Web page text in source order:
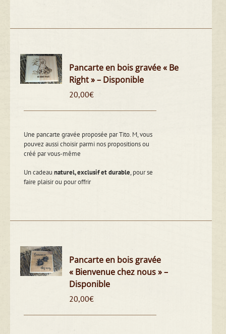
Pancarte en bois gravée « Be
Right » – Disponible
20,00€
Une pancarte gravée proposée par Tito. M, vous
pouvez aussi choisir parmi nos propositions ou
créé par vous-même
Un cadeaunaturel, exclusif et durable, pour se
faire plaisir ou pour offrir
Pancarte en bois gravée
« Bienvenue chez nous » –
Disponible
20,00€